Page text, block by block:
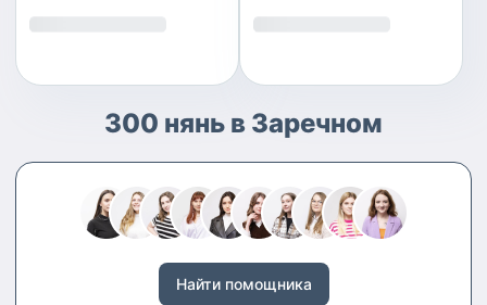
300 нянь в Заречном
Найти помощника